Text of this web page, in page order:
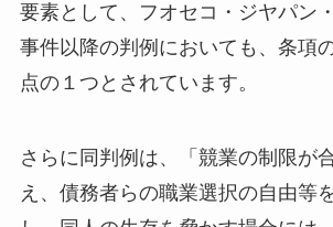
要素として、フオセコ・ジヤパン
事件以降の判例においても、条項
点の１つとされています。
さらに同判例は、「競業の制限が
え、債務者らの職業選択の自由等